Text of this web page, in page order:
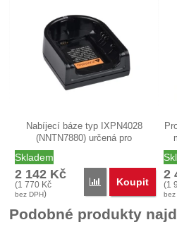
Nabíjecí báze typ IXPN4028
(NNTN7880) určená pro
Skladem
2 142 Kč
(1 770 Kč
bez DPH)
Porovnat
Koupit
2
(1
bez
Podobné produkty